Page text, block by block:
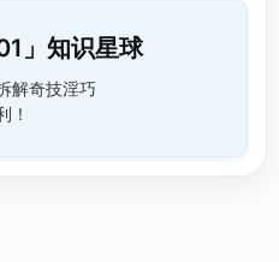
」知识星球
解奇技淫巧
！